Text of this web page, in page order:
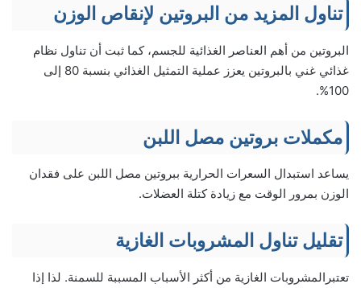
تناول المزيد من البروتين لإنقاص الوزن
البروتين من أهم العناصر الغذائية للجسم، كما ثبت أن تناول نظام
غذائي غني بالبروتين يعزز عملية التمثيل الغذائي بنسبة 80 إلى
100%.
مكملات بروتين مصل اللبن
يساعد استبدال السعرات الحرارية ببروتين مصل اللبن على فقدان
الوزن بمرور الوقت مع زيادة كتلة العضلات.
تقليل تناول المشروبات الغازية
تعتبرالمشروبات الغازية من أكثر الأسباب المسببة للسمنة. لذا إذا